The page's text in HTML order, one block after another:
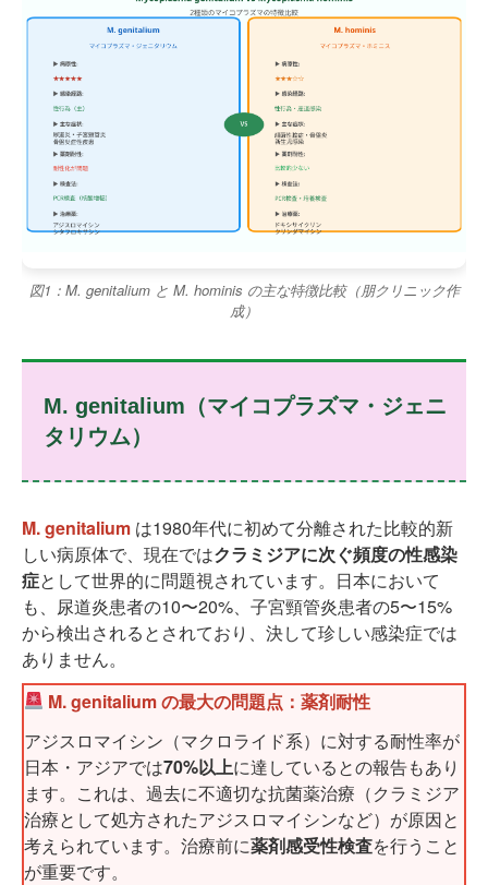
図1：M. genitalium と M. hominis の主な特徴比較（朋クリニック作
成）
M. genitalium（マイコプラズマ・ジェニ
タリウム）
M. genitalium は1980年代に初めて分離された比較的新
しい病原体で、現在ではクラミジアに次ぐ頻度の性感染
症として世界的に問題視されています。日本において
も、尿道炎患者の10〜20%、子宮頸管炎患者の5〜15%
から検出されるとされており、決して珍しい感染症では
ありません。
M. genitalium の最大の問題点：薬剤耐性
アジスロマイシン（マクロライド系）に対する耐性率が
日本・アジアでは70%以上に達しているとの報告もあり
ます。これは、過去に不適切な抗菌薬治療（クラミジア
治療として処方されたアジスロマイシンなど）が原因と
考えられています。治療前に薬剤感受性検査を行うこと
が重要です。